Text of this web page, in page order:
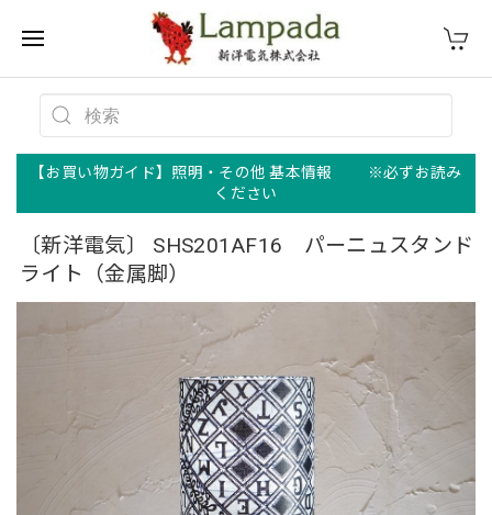
【お買い物ガイド】照明・その他 基本情報 ※必ずお読み
ください
〔新洋電気〕 SHS201AF16 パーニュスタンド
ライト（金属脚）